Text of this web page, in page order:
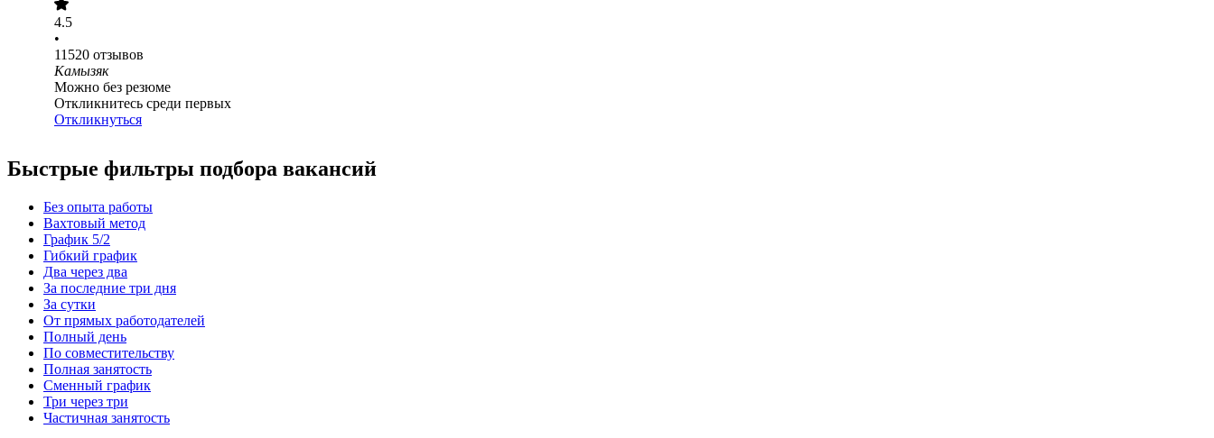
4.5
•
11520 отзывов
Камызяк
Можно без резюме
Откликнитесь среди первых
Откликнуться
Быстрые фильтры подбора вакансий
Без опыта работы
Вахтовый метод
График 5/2
Гибкий график
Два через два
За последние три дня
За сутки
От прямых работодателей
Полный день
По совместительству
Полная занятость
Сменный график
Три через три
Частичная занятость